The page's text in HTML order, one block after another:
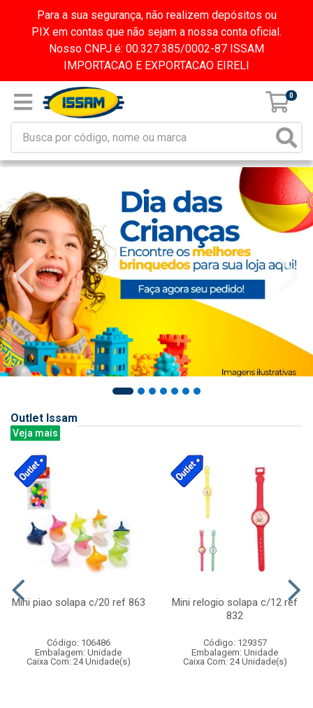
Para a sua segurança, não realizem depósitos ou
PIX em contas que não sejam a nossa conta oficial.
Nosso CNPJ é: 00.327.385/0002-87 ISSAM
IMPORTACAO E EXPORTACAO EIRELI
0
Outlet Issam
Veja mais
Mini piao solapa c/20 ref 863
Código: 106486
Embalagem: Unidade
Caixa Com: 24 Unidade(s)
Mini relogio solapa c/12 ref
832
Código: 129357
Embalagem: Unidade
Caixa Com: 24 Unidade(s)